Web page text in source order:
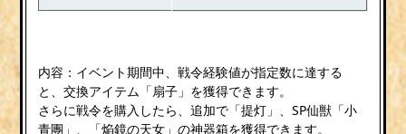
内容：イベント期間中、戦令経験値が指定数に達する
と、交換アイテム「扇子」を獲得できます。
さらに戦令を購入したら、追加で「提灯」、SP仙獣「小
青團」、「焔鏡の天女」の神器箱を獲得できます。